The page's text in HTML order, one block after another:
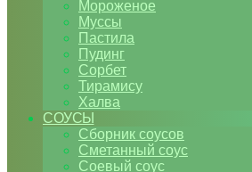
Мороженое
Муссы
Пастила
Пудинг
Сорбет
Тирамису
Халва
СОУСЫ
Сборник соусов
Сметанный соус
Соевый соус